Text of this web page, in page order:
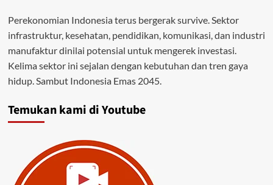
Perekonomian Indonesia terus bergerak survive. Sektor
infrastruktur, kesehatan, pendidikan, komunikasi, dan industri
manufaktur dinilai potensial untuk mengerek investasi.
Kelima sektor ini sejalan dengan kebutuhan dan tren gaya
hidup. Sambut Indonesia Emas 2045.
Temukan kami di Youtube